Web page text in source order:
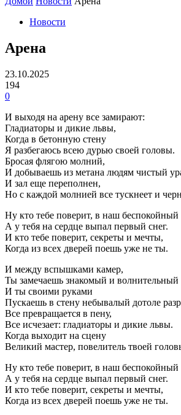
Новости
Арена
23.10.2025
194
0
И выходя на арену все замирают:
Гладиаторы и дикие львы,
Когда в бетонную стену
Я разбегаюсь всею дурью своей головы.
Бросая флягою молний,
И добываешь из метана людям чистый
И зал еще переполнен,
Но с каждой молнией все тускнеет и
Ну кто тебе поверит, в наш беспокойный
А у тебя на сердце выпал первый снег.
И кто тебе поверит, секреты и мечты,
Когда из всех дверей поешь уже не ты.
И между вспышками камер,
Ты замечаешь знакомый и волнительный
И ты своими руками
Пускаешь в стену небывалый дотоле
Все превращается в пену,
Все исчезает: гладиаторы и дикие львы.
Когда выходит на сцену
Великий мастер, повелитель твоей
Ну кто тебе поверит, в наш беспокойный
А у тебя на сердце выпал первый снег.
И кто тебе поверит, секреты и мечты,
Когда из всех дверей поешь уже не ты.